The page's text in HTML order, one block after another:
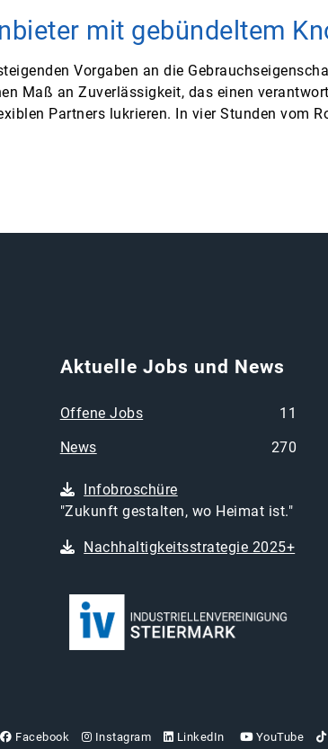
mit gebündeltem
Vorgaben an die
Maß an Zuverlässigkeit, das einen
Partners lukrieren. In vier Stunden vom
Aktuelle Jobs und News
Offene Jobs
11
News
270
Infobroschüre
"Zukunft gestalten, wo Heimat ist."
Nachhaltigkeitsstrategie 2025+
Facebook Instagram LinkedIn YouTube